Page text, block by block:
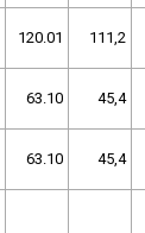
120.01 111,2
63.10 45,4
63.10 45,4